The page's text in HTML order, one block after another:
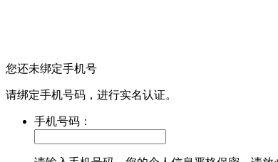
您还未绑定手机号
请绑定手机号码，进行实名认证。
手机号码：